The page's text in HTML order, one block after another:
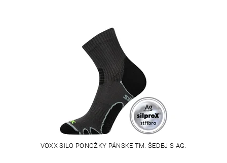
VOXX SILO PONOŽKY PÁNSKE TM. ŠEDEJ S AG.